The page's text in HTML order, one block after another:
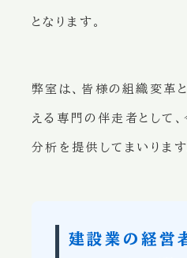
となります。
弊室は、皆様の組織変革
える専門の伴走者として
分析を提供してまいります
建設業の経営